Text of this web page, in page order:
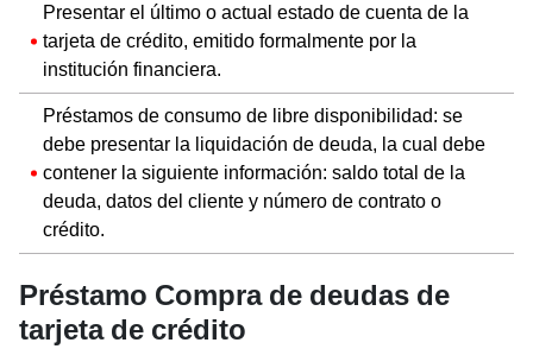
Presentar el último o actual estado de cuenta de la
tarjeta de crédito, emitido formalmente por la
institución financiera.
Préstamos de consumo de libre disponibilidad: se
debe presentar la liquidación de deuda, la cual debe
contener la siguiente información: saldo total de la
deuda, datos del cliente y número de contrato o
crédito.
Préstamo Compra de deudas de
tarjeta de crédito